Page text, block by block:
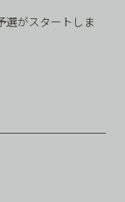
選がスタートしま